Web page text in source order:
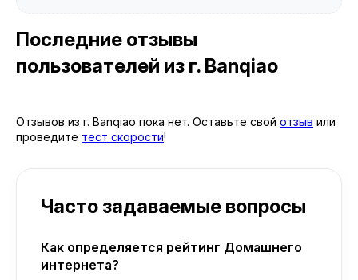
Последние отзывы
пользователей из г. Banqiao
Отзывов из г. Banqiao пока нет. Оставьте свой отзыв или
проведите тест скорости!
Часто задаваемые вопросы
Как определяется рейтинг Домашнего
интернета?